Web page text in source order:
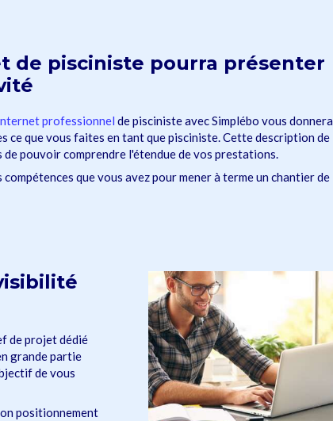
de pisciniste pourra présenter
professionnel de pisciniste avec Simplébo vous donnera
ce que vous faites en tant que pisciniste. Cette description de
pouvoir comprendre l'étendue de vos prestations.
que vous avez pour mener à terme un chantier de
de projet dédié
grande partie
de vous
positionnement